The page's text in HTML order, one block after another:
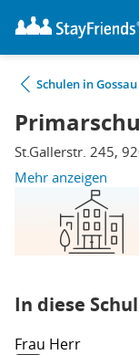
Schulen in Gossau
St.Gallerstr. 245,
Mehr anzeigen
In diese
Frau Herr